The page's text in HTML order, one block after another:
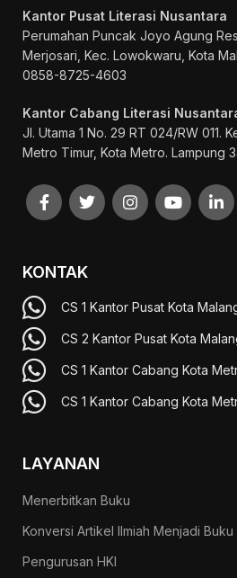
Kantor Pusat Literasi Nusantara
Perumahan Puncak Joyo Agung
Merjosari, Kec. Lowokwaru, Kota
0858-8725-4603
Kantor Cabang Literasi
Jl. Utama 1 No. 29 RT 024/RW 011.
Metro Timur, Kota Metro. Lampung
KONTAK
CS 1 Kantor Pusat Kota
CS 2 Kantor Pusat Kota
CS 1 Kantor Cabang Kota
CS 1 Kantor Cabang Kota
LAYANAN
Menerbitkan Buku
Konversi Artikel Ilmiah Menjadi Buku
Pengurusan HKI